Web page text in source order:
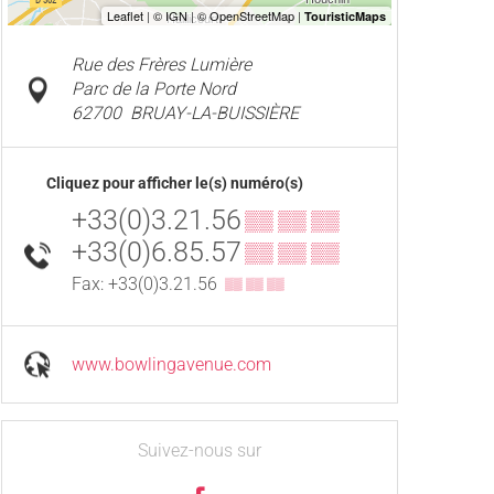
Rue des Frères Lumière
Parc de la Porte Nord
62700 BRUAY-LA-BUISSIÈRE
Cliquez pour afficher le(s) numéro(s)
+33(0)3.21.56▒▒ ▒▒ ▒▒
+33(0)6.85.57▒▒ ▒▒ ▒▒
Fax: +33(0)3.21.56 ▒▒ ▒▒ ▒▒
www.bowlingavenue.com
Suivez-nous sur